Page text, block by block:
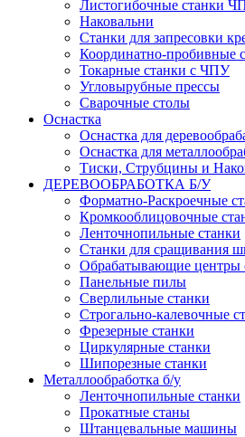
Листогибочные станки
Наковальни
Станки для запресовки
Координатно-пробивные
Токарные станки с ЧПУ
Угловырубные прессы
Сварочные столы
Оснастка
Оснастка для
Оснастка для
Тиски, Струбцины и
ДЕРЕВООБРАБОТКА Б/У
Форматно-Раскроечные
Кромкооблицовочные
Ленточнопильные станки
Станки для сращивания
Обрабатывающие
Панельные пилы
Сверлильные станки
Строгально-калевочные
Фрезерные станки
Циркулярные станки
Шипорезные станки
Металлообработка б/у
Ленточнопильные станки
Прокатные станы
Штанцевальные машины